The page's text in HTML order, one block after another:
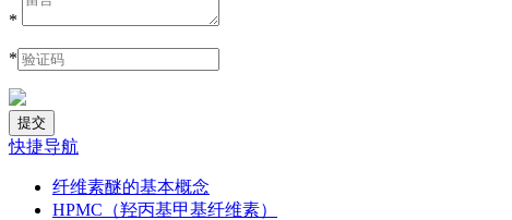
*
*
快捷导航
纤维素醚的基本概念
HPMC（羟丙基甲基纤维素）